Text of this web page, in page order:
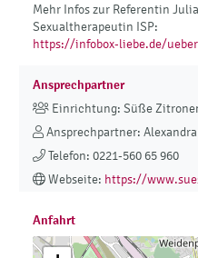
Mehr Infos zur Referentin
Sexualtherapeutin ISP:
https://infobox-liebe.de/
Ansprechpartner
Einrichtung: Süße
Ansprechpartner:
Telefon: 0221-560 65 960
Webseite: https://
Anfahrt